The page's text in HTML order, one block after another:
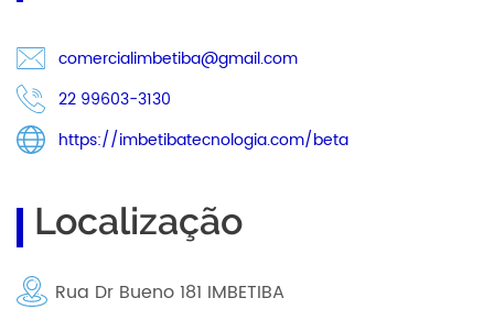
comercialimbetiba@gmail.com
22 99603-3130
https://imbetibatecnologia.com/beta
Localização
Rua Dr Bueno 181 IMBETIBA